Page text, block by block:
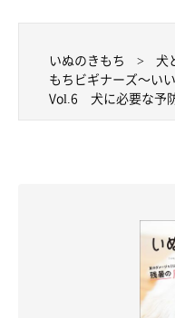
いぬのきもち 犬
もちビギナーズ～い
Vol.6 犬に必要な予